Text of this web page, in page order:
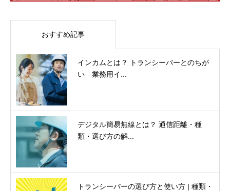
おすすめ記事
インカムとは？ トランシーバーとのちが
い 業務用イ...
デジタル簡易無線とは？ 通信距離・種
類・選び方の解...
トランシーバーの選び方と使い方 | 種類・